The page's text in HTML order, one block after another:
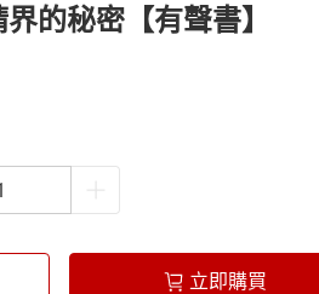
的秘密【有聲書】
立即購買